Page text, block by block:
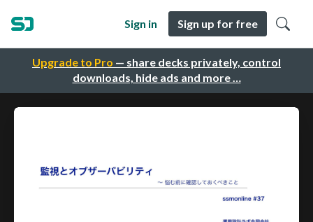
Upgrade to Pro — share decks privately, control
downloads, hide ads and more …
Sign in Sign up for free